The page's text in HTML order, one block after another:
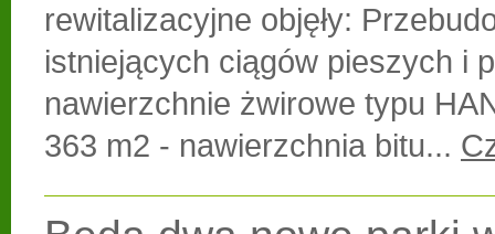
rewitalizacyjne objęły:
istniejących ciągów pieszych i
nawierzchnie żwirowe typu
363 m2 - nawierzchnia bitu...